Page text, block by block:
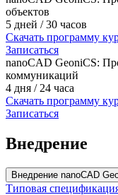
объектов
5 дней / 30 часов
Скачать программу
Записаться
nanoCAD GeoniCS:
коммуникаций
4 дня / 24 часа
Скачать программу
Записаться
Внедрение
Внедрение nanoCAD
Типовая